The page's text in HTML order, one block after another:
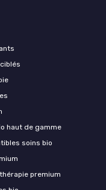
haut de gamme
soins bio
premium